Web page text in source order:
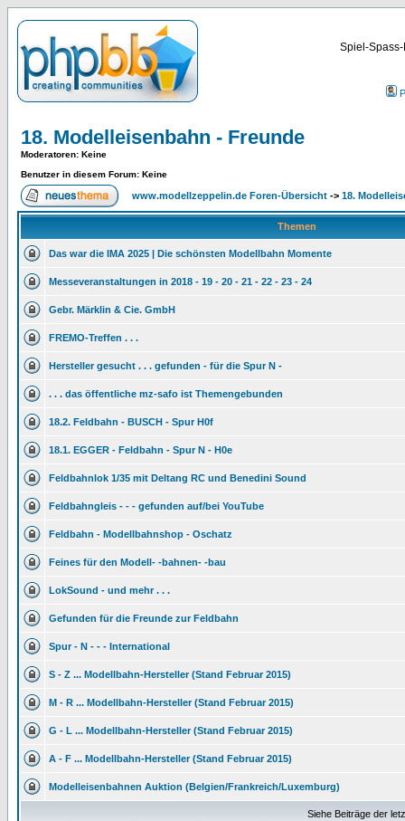
Spiel-
18. Modelleisenbahn - Freunde
Moderatoren: Keine
Benutzer in diesem Forum: Keine
www.modellzeppelin.de Foren-Übersicht -> 18.
Themen
Das war die IMA 2025 | Die schönsten Modellbahn Momente
Messeveranstaltungen in 2018 - 19 - 20 - 21 - 22 - 23 - 24
Gebr. Märklin & Cie. GmbH
FREMO-Treffen . . .
Hersteller gesucht . . . gefunden - für die Spur N -
. . . das öffentliche mz-safo ist Themengebunden
18.2. Feldbahn - BUSCH - Spur H0f
18.1. EGGER - Feldbahn - Spur N - H0e
Feldbahnlok 1/35 mit Deltang RC und Benedini Sound
Feldbahngleis - - - gefunden auf/bei YouTube
Feldbahn - Modellbahnshop - Oschatz
Feines für den Modell- -bahnen- -bau
LokSound - und mehr . . .
Gefunden für die Freunde zur Feldbahn
Spur - N - - - International
S - Z ... Modellbahn-Hersteller (Stand Februar 2015)
M - R ... Modellbahn-Hersteller (Stand Februar 2015)
G - L ... Modellbahn-Hersteller (Stand Februar 2015)
A - F ... Modellbahn-Hersteller (Stand Februar 2015)
Modelleisenbahnen Auktion (Belgien/Frankreich/Luxemburg)
Siehe Beiträge der